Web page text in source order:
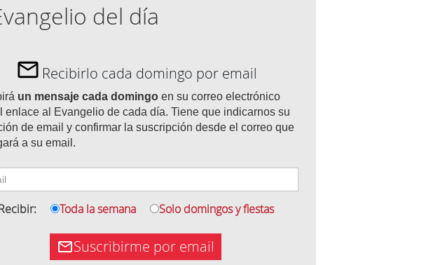
del día
Recibirlo cada domingo por email
un mensaje cada domingo en su correo electrónico
enlace al Evangelio de cada día. Tiene que indicarnos su
de email y confirmar la suscripción desde el correo que
a su email.
Toda la semana Solo domingos y fiestas
Suscribirme por email